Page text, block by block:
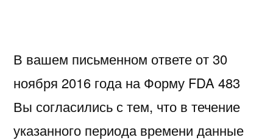
В вашем письменном ответе от 30
ноября 2016 года на Форму FDA 483
Вы согласились с тем, что в течение
указанного периода времени данные